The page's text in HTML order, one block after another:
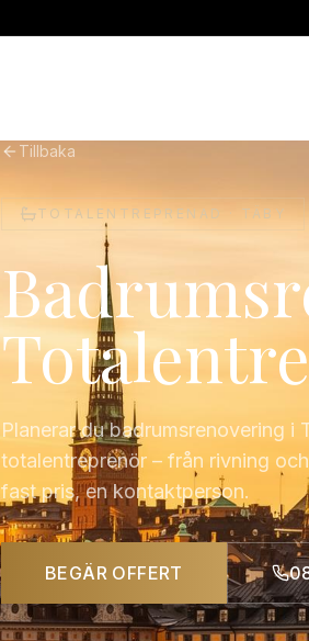
Tillbaka
TOTALENTREPRENAD · TÄBY
Planerar du badrumsrenovering i
totalentreprenör – från rivning
fast pris, en kontaktperson.
BEGÄR OFFERT